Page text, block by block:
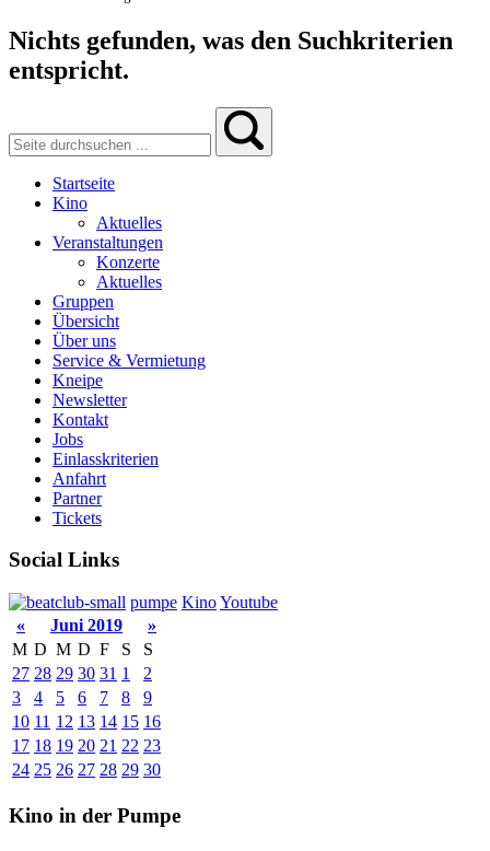
Nichts gefunden, was den Suchkriterien
entspricht.
Startseite
Kino
Aktuelles
Veranstaltungen
Konzerte
Aktuelles
Gruppen
Übersicht
Über uns
Service & Vermietung
Kneipe
Newsletter
Kontakt
Jobs
Einlasskriterien
Anfahrt
Partner
Tickets
Social Links
pumpe KinoYoutube
«
Juni 2019
»
M D M D F S
S
27 28 29 30 31 1
2
3
4 5 6 7 8
9
10 11 12 13 14 15 16
17 18 19 20 21 22 23
24 25 26 27 28 29 30
Kino in der Pumpe